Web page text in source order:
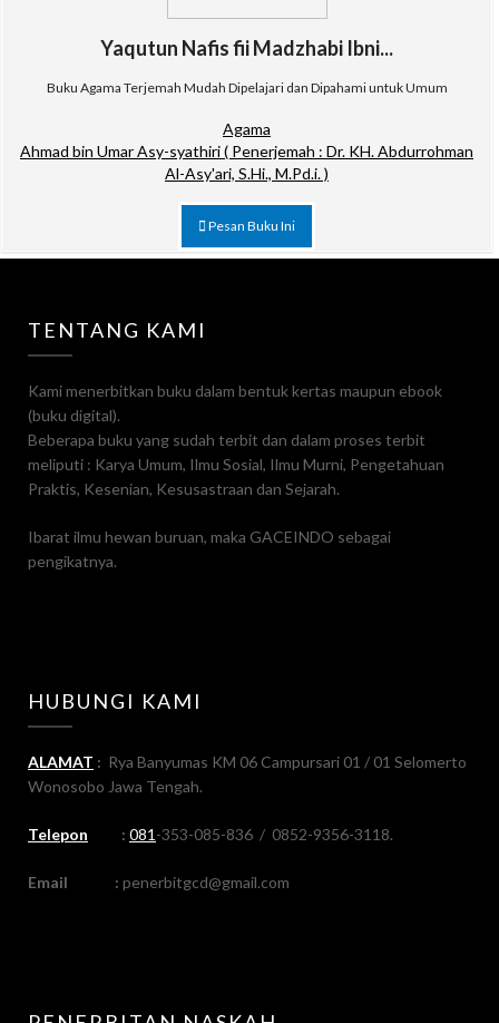
Yaqutun Nafis fii Madzhabi Ibni...
Buku Agama Terjemah Mudah Dipelajari dan Dipahami untuk Umum
Agama
Ahmad bin Umar Asy-syathiri ( Penerjemah : Dr. KH. Abdurrohman
Al-Asy'ari, S.Hi., M.Pd.i. )
Pesan Buku Ini
TENTANG KAMI
Kami menerbitkan buku dalam bentuk kertas maupun ebook
(buku digital).
Beberapa buku yang sudah terbit dan dalam proses terbit
meliputi : Karya Umum, Ilmu Sosial, Ilmu Murni, Pengetahuan
Praktis, Kesenian, Kesusastraan dan Sejarah.
Ibarat ilmu hewan buruan, maka GACEINDO sebagai
pengikatnya.
HUBUNGI KAMI
ALAMAT : Rya Banyumas KM 06 Campursari 01 / 01 Selomerto
Wonosobo Jawa Tengah.
Telepon : 081 -353-085-836 / 0852-9356-3118.
Email : penerbitgcd@gmail.com